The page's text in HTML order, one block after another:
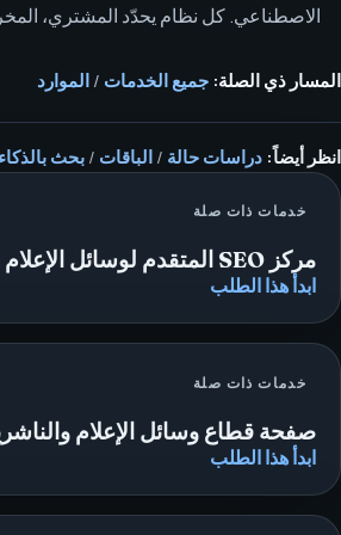
الاصطناعي. كل نظام يحدّد المشتري،
المسار ذي الصلة: جميع الخدمات / الموارد
انظر أيضاً: دراسات حالة / الباقات / بحث
خدمات ذات صلة
مركز SEO المتقدم لوسائل الإعلام والناشرين
ابدأ هذا الطلب
خدمات ذات صلة
صفحة قطاع وسائل الإعلام
ابدأ هذا الطلب